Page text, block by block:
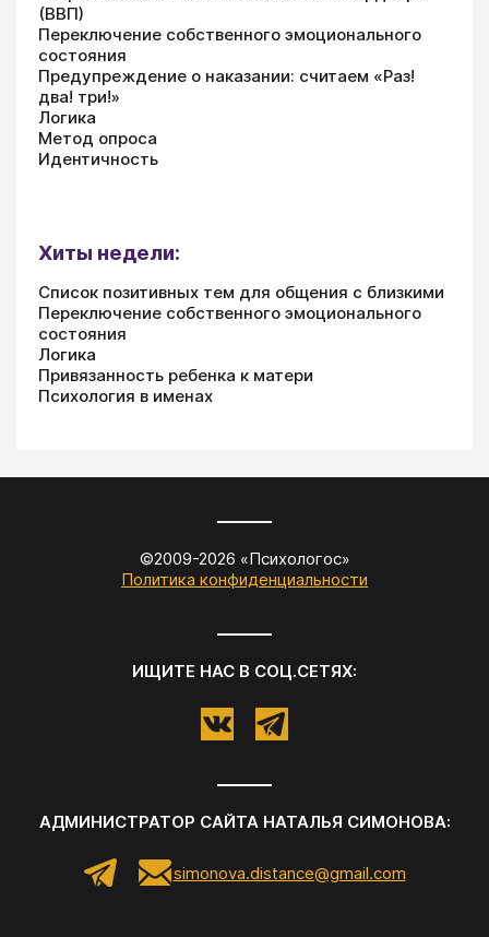
(ВВП)
Переключение собственного эмоционального
состояния
Предупреждение о наказании: считаем «Раз!
два! три!»
Логика
Метод опроса
Идентичность
Хиты недели:
Список позитивных тем для общения с близкими
Переключение собственного эмоционального
состояния
Логика
Привязанность ребенка к матери
Психология в именах
©2009-2026 «Психологос»
Политика конфиденциальности
ИЩИТЕ НАС В СОЦ.СЕТЯХ:
АДМИНИСТРАТОР САЙТА НАТАЛЬЯ СИМОНОВА:
simonova.distance@gmail.com